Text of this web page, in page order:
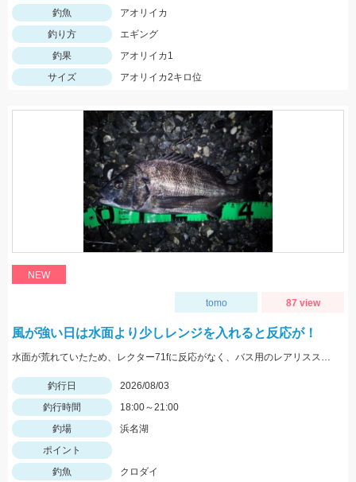
釣魚
アオリイカ
釣り方
エギング
釣果
アオリイカ1
サイズ
アオリイカ2キロ位
NEW
tomo 87 view
風が強い日は水面より少しレンジを入れると反応が！
水面が荒れていたため、レクター71fに反応がなく、バス用のレアリススピンベイでレンジを少し入れてスローに巻いてくると当たり多数。サイズは選べないですが今回の様なサイズも釣れます。
釣行日
2026/08/03
釣行時間
18:00～21:00
釣場
浜名湖
ポイント
釣魚
クロダイ